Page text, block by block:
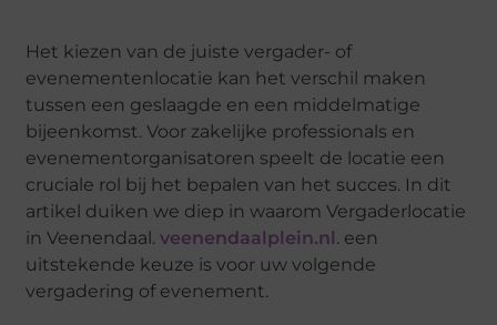
Het kiezen van de juiste vergader- of
evenementenlocatie kan het verschil maken
tussen een geslaagde en een middelmatige
bijeenkomst. Voor zakelijke professionals en
evenementorganisatoren speelt de locatie een
cruciale rol bij het bepalen van het succes. In dit
artikel duiken we diep in waarom Vergaderlocatie
in Veenendaal.veenendaalplein.nl . een
uitstekende keuze is voor uw volgende
vergadering of evenement.